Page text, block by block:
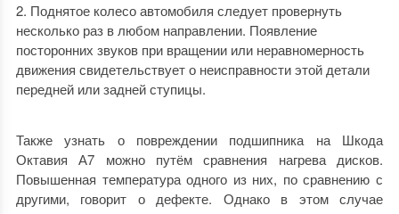
Поднятое колесо автомобиля следует провернуть
несколько раз в любом направлении. Появление
посторонних звуков при вращении или неравномерность
движения свидетельствует о неисправности этой детали
передней или задней ступицы.
Также узнать о повреждении подшипника на Шкода
Октавия А7 можно путём сравнения нагрева дисков.
Повышенная температура одного из них, по сравнению с
другими, говорит о дефекте. Однако в этом случае